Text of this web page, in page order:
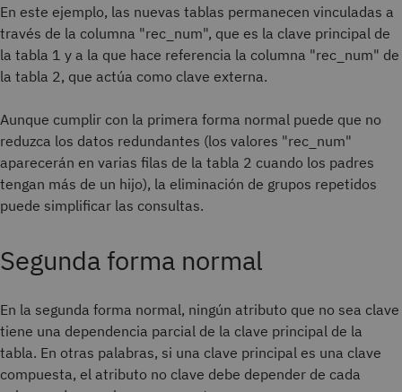
En este ejemplo, las nuevas tablas permanecen vinculadas a
través de la columna "rec_num", que es la clave principal de
la tabla 1 y a la que hace referencia la columna "rec_num" de
la tabla 2, que actúa como clave externa.
Aunque cumplir con la primera forma normal puede que no
reduzca los datos redundantes (los valores "rec_num"
aparecerán en varias filas de la tabla 2 cuando los padres
tengan más de un hijo), la eliminación de grupos repetidos
puede simplificar las consultas.
Segunda forma normal
En la segunda forma normal, ningún atributo que no sea clave
tiene una dependencia parcial de la clave principal de la
tabla. En otras palabras, si una clave principal es una clave
compuesta, el atributo no clave debe depender de cada